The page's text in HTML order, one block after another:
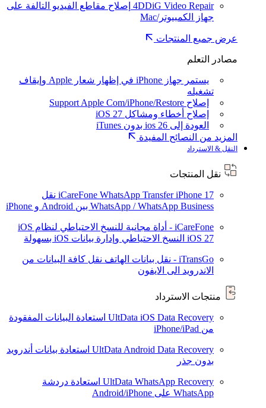
4DDiG Video Repair إصلاح مقاطع الفيديو التالفة على
جهاز الكمبيوتر/Mac
عرض جميع المنتجات
مصادر التعلم
يستمر جهاز iPhone في إظهار شعار Apple وإيقاف
تشغيله
إصلاح Support Apple Com/iPhone/Restore
إصلاح أخطاء ومشاكل iOS 27
العودة إلى ios 26 بدون iTunes
المزيد من النصائح المفيدة
النقل & الاسترداد
نقل المنتجات
iCareFone WhatsApp TransferiPhone 17
نقل
WhatsApp / WhatsApp Business بين Android و iPhone
iCareFone - أداة مجانية للنسخ الاحتياطي لنظام iOS
iOS 27 النسخ الاحتياطي وإدارة بيانات iOS بسهولة
iTransGo - نقل بيانات الهاتف
نقل كافة البيانات من
الاندرويد الى الايفون
منتجات الاسترداد
UltData iOS Data Recovery استعادة البيانات المفقودة
من iPhone/iPad
UltData Android Data Recovery استعادة بيانات أندرويد
بدون جذر
UltData WhatsApp Recovery استعادة دردشة
WhatsApp على Android/iPhone